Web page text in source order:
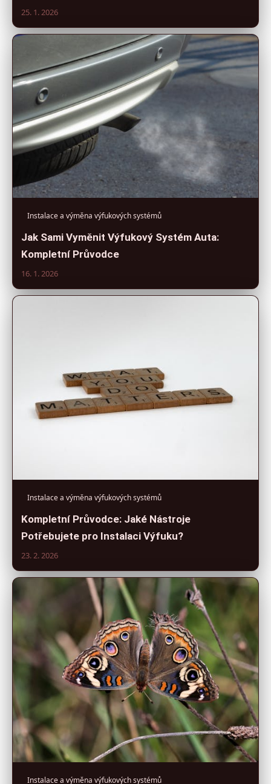
25. 1. 2026
Instalace a výměna výfukových systémů
Jak Sami Vyměnit Výfukový Systém Auta:
Kompletní Průvodce
16. 1. 2026
Instalace a výměna výfukových systémů
Kompletní Průvodce: Jaké Nástroje
Potřebujete pro Instalaci Výfuku?
23. 2. 2026
Instalace a výměna výfukových systémů